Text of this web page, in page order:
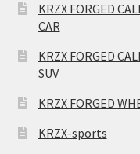
KRZX FORGED
CAR
KRZX FORGED
SUV
KRZX FORGED
KRZX-sports